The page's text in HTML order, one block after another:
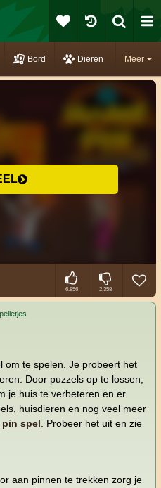
Meer
Bord Dieren
6.856 2.358
om te spelen. Je probeert het
Door puzzels op te lossen,
je huis te verbeteren en er
huisdieren en nog veel meer
spel. Probeer het uit en zie
aan pinnen te trekken zorg je